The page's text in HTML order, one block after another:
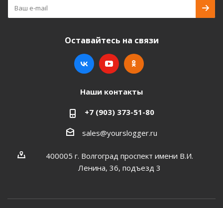
Оставайтесь на связи
Наши контакты
+7 (903) 373-51-80
sales@yourslogger.ru
400005 г. Волгоград проспект имени В.И.
Ленина, 36, подъезд 3